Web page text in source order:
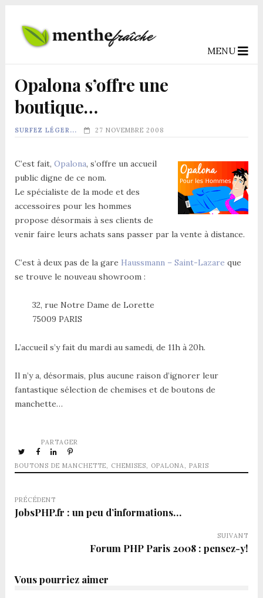
MENU
Opalona s’offre une
boutique…
SURFEZ LÉGER... 27 NOVEMBRE 2008
C’est fait, Opalona, s’offre un accueil
public digne de ce nom.
Le spécialiste de la mode et des
accessoires pour les hommes
propose désormais à ses clients de
venir faire leurs achats sans passer par la vente à distance.
C’est à deux pas de la gare Haussmann – Saint-Lazare que
se trouve le nouveau showroom :
32, rue Notre Dame de Lorette
75009 PARIS
L’accueil s’y fait du mardi au samedi, de 11h à 20h.
Il n’y a, désormais, plus aucune raison d’ignorer leur
fantastique sélection de chemises et de boutons de
manchette…
BOUTONS DE MANCHETTE, CHEMISES, OPALONA, PARIS
PARTAGER
PRÉCÉDENT
JobsPHP.fr : un peu d’informations…
SUIVANT
Forum PHP Paris 2008 : pensez-y!
Vous pourriez aimer